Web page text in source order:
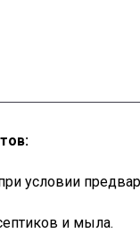
условии
и мыла.